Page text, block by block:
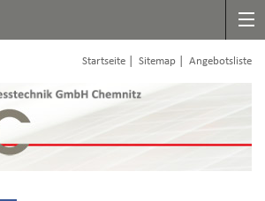
Startseite Sitemap Angebotsliste